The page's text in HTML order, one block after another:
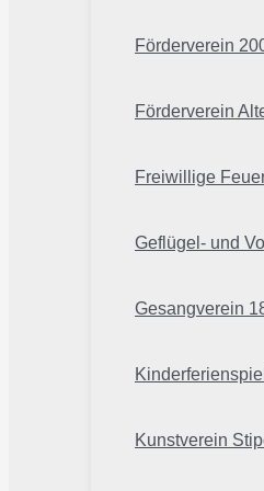
Förderverein
Förderverein
Freiwillige
Geflügel- und
Gesangverein
Kunstverein